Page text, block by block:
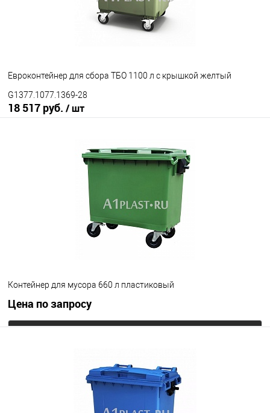
Евроконтейнер для сбора ТБО 1100 л с крышкой желтый
G1377.1077.1369-28
18 517 руб. / шт
Под заказ
Исполнение контейнера
крышка в крышке
Контейнер для мусора 660 л пластиковый
Цена по запросу
Под заказ